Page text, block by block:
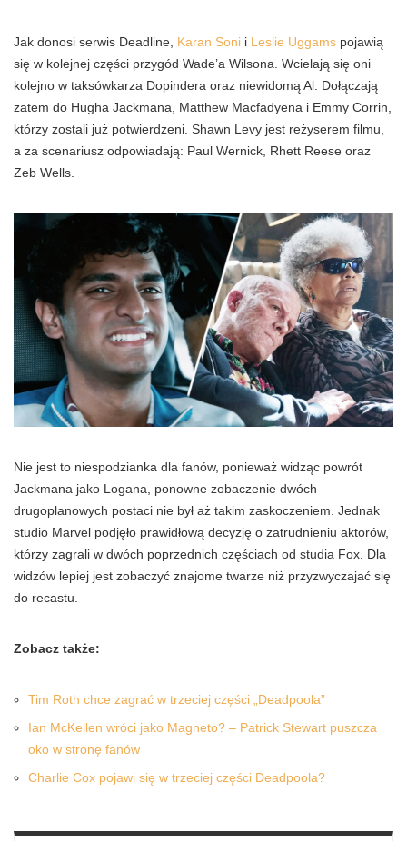
Jak donosi serwis Deadline, Karan Soni i Leslie Uggams pojawią
się w kolejnej części przygód Wade’a Wilsona. Wcielają się oni
kolejno w taksówkarza Dopindera oraz niewidomą Al. Dołączają
zatem do Hugha Jackmana, Matthew Macfadyena i Emmy Corrin,
którzy zostali już potwierdzeni. Shawn Levy jest reżyserem filmu,
a za scenariusz odpowiadają: Paul Wernick, Rhett Reese oraz
Zeb Wells.
Nie jest to niespodzianka dla fanów, ponieważ widząc powrót
Jackmana jako Logana, ponowne zobaczenie dwóch
drugoplanowych postaci nie był aż takim zaskoczeniem. Jednak
studio Marvel podjęło prawidłową decyzję o zatrudnieniu aktorów,
którzy zagrali w dwóch poprzednich częściach od studia Fox. Dla
widzów lepiej jest zobaczyć znajome twarze niż przyzwyczajać się
do recastu.
Zobacz także:
Tim Roth chce zagrać w trzeciej części „Deadpoola”
Ian McKellen wróci jako Magneto? – Patrick Stewart puszcza
oko w stronę fanów
Charlie Cox pojawi się w trzeciej części Deadpoola?